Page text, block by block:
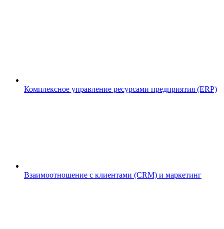
Комплексное управление ресурсами предприятия (ERP)
Взаимоотношение с клиентами (CRM) и маркетинг